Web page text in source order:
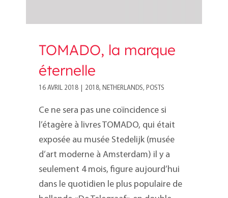
TOMADO, la marque
éternelle
16 AVRIL 2018 2018, NETHERLANDS, POSTS
Ce ne sera pas une coïncidence si
l’étagère à livres TOMADO, qui était
exposée au musée Stedelijk (musée
d’art moderne à Amsterdam) il y a
seulement 4 mois, figure aujourd’hui
dans le quotidien le plus populaire de